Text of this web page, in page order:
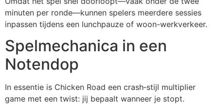
minuten per ronde—kunnen spelers meerdere sessies
inpassen tijdens een lunchpauze of woon-werkverkeer.
Spelmechanica in een
Notendop
In essentie is Chicken Road een crash‑stijl multiplier
game met een twist: jij bepaalt wanneer je stopt.